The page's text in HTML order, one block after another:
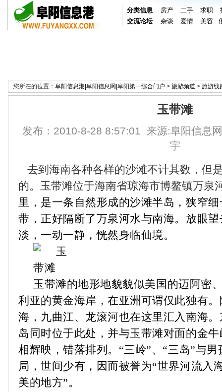
分类信息 房产 二手 求职
交流论坛
杂谈 爱情 美容
您所在的位置： 阜阳信息港|阜阳信息网|阜阳第一综合门户 > 旅游频道 > 旅游线
玉带滩
发布：2010-8-28 8:57:01 来源:阜阳信息
宇
去到海南各种各样的沙滩不计其数，但
的。玉带滩位于海南省琼海市博鳌镇万泉
里，是一条自然形成的沙滩半岛，狭窄
带，正好隔断了万泉河水与南海。放眼
淡，一动一静，恍然身临仙境。
玉带滩的地形地貌貌似美国的迈阿密
利亚的黄金海岸，在亚洲可谓仅此独有
海，九曲江、龙滚河也在这里汇入南海
岛同时位于此处，并与玉带滩对面的金
相辉映，错落排列。“三岭”、“三岛”与
局，世间少有，因而被誉为“世界河流入
美的地方”。